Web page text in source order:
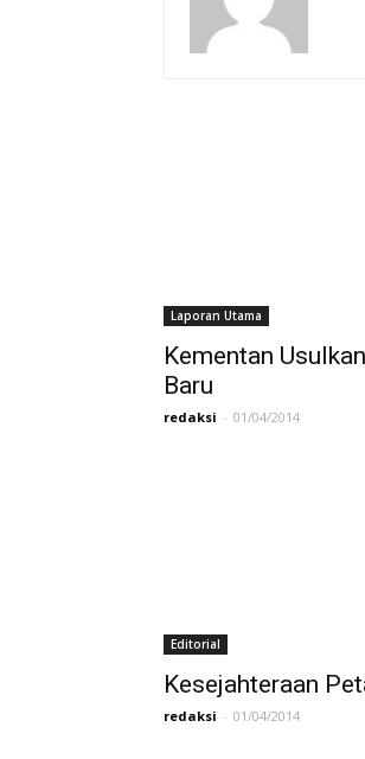
Laporan Utama
Kementan
Baru
redaksi - 01/04/2014
Editorial
Kesejahteraan
redaksi - 01/04/2014